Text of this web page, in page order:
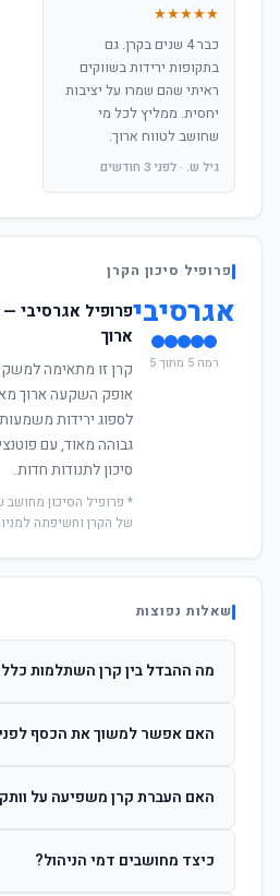
★★★★★
כבר 4 שנים בקרן. גם
בתקופות ירידות בשווקים
ראיתי שהם שמרו על יציבות
יחסית. ממליץ לכל מי
שחושב לטווח ארוך.
גיל ש. · לפני 3 חודשים
פרופיל סיכון הקרן
אגרסיבי
רמה 5 מתוך 5
פרופיל אגרסיבי
ארוך
קרן זו מתאימה
לספוג ירידות
גבוהה מאוד, עם
סיכון לתנודות חדות.
* פרופיל הסיכון
של הקרן וחשיפתה
שאלות נפוצות
מה ההבדל בין קרן השתלמות
ההשקעות. קרן מסלולית עוקבת אחרי
האם אפשר למשוך את הכסף לפני תום 6
הרווחים. לאחר 6 שנים ניתן
האם העברת קרן משפיעה על וותק
החברות. הוותק ממשיך להיספר מיום
כיצד מחושבים דמי הניהול?